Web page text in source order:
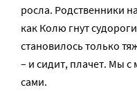
росла. Родственники
как Колю гнут
становилось только
– и сидит, плачет. Мы с
сами.